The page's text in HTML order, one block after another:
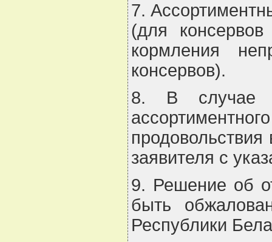
7.
(для
кормления
консервов).
8. В случае
заявителя с
9. Решение об
быть
Республики